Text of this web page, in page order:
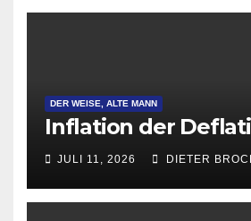
DER WEISE, ALTE MANN
Inflation der
JULI 11, 2026 DIETER